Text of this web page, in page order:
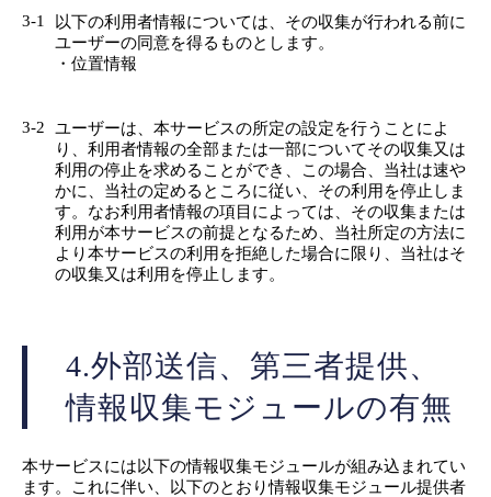
3-1
以下の利用者情報については、その収集が行われる前に
ユーザーの同意を得るものとします。
・位置情報
3-2
ユーザーは、本サービスの所定の設定を行うことによ
り、利用者情報の全部または一部についてその収集又は
利用の停止を求めることができ、この場合、当社は速や
かに、当社の定めるところに従い、その利用を停止しま
す。なお利用者情報の項目によっては、その収集または
利用が本サービスの前提となるため、当社所定の方法に
より本サービスの利用を拒絶した場合に限り、当社はそ
の収集又は利用を停止します。
4.外部送信、第三者提供、
情報収集モジュールの有無
本サービスには以下の情報収集モジュールが組み込まれてい
ます。これに伴い、以下のとおり情報収集モジュール提供者